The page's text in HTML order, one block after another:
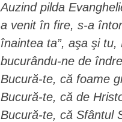
Auzind pilda
a venit în fire, s-a
înaintea ta”, aşa şi
bucurându-ne de
Bucură-te, că foame
Bucură-te, că de
Bucură-te, că Sfântul